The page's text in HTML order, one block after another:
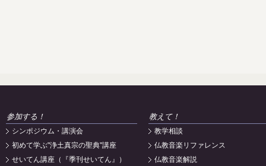
参加する！
シンポジウム・講演会
初めて学ぶ"浄土真宗の聖典"講座
せいてん講座（『季刊せいてん』）
教えて！
教学相談
仏教音楽リファレンス
仏教音楽解説